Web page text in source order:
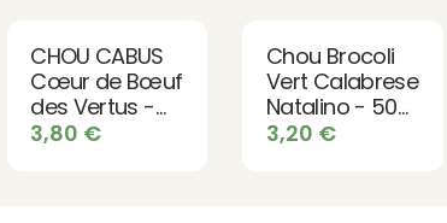
CHOU CABUS
Cœur de Bœuf
des Vertus -
50 graines bio
3,80 €
Chou Brocoli
Vert Calabrese
Natalino - 50
graines bio
3,20 €